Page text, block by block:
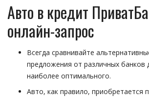
Авто в кредит
онлайн-запрос
Всегда сравнивайте
предложения от различных банков
наиболее оптимального.
Авто, как правило, приобретается